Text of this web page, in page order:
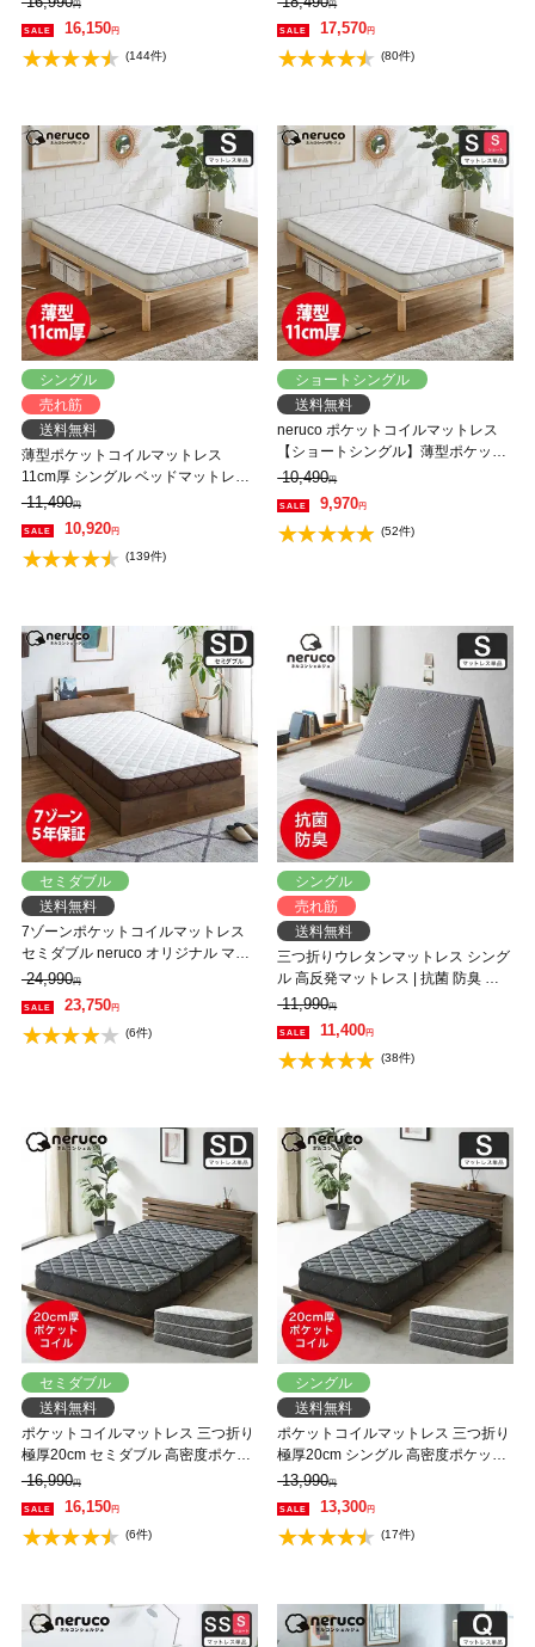
ス 抗菌防臭 防ダニ
円
16,150円
(144件)
抗菌防臭 防ダニ
円
17,570円
(80件)
シングル
売れ筋
送料無料
薄型ポケットコイルマットレス
11cm厚 シングル ベッドマットレス
スプリングマットレス 体圧分散 安
心清潔 neruco ポケットコイルマッ
トレス
11,490円
10,920円
(139件)
ショートシングル
送料無料
neruco ポケットコイルマットレス
【ショートシングル】薄型ポケット
コイルマットレス 11cm厚 長さ
180cmスリムショートマットレス ベ
ッドマットレス スプリングマットレ
ス
10,490円
9,970円
(52件)
セミダブル
送料無料
7ゾーンポケットコイルマットレス
セミダブル neruco オリジナル マッ
トレス ベットマット ポケットコイ
ル マット 抗菌防臭 両面仕様
24,990円
23,750円
(6件)
シングル
売れ筋
送料無料
三つ折りウレタンマットレス シング
ル 高反発マットレス | 抗菌 防臭 抗
菌防臭 洗える カバー 8cm メッシュ
おすすめ 高反発マットレス
11,990円
11,400円
(38件)
セミダブル
送料無料
ポケットコイルマットレス 三つ折り
極厚20cm セミダブル 高密度ポケッ
トコイル 抗菌防臭 防ダニ 帝人マイ
ティトップ2 圧縮ロール ソファにな
るマットレス
16,990円
16,150円
(6件)
シングル
送料無料
ポケットコイルマットレス 三つ折り
極厚20cm シングル 高密度ポケット
コイル 抗菌防臭 防ダニ 帝人マイテ
ィトップ2 圧縮ロール ソファになる
マットレス
13,990円
13,300円
(17件)